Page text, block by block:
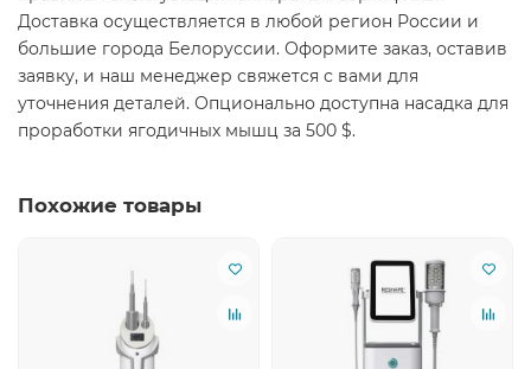
Доставка осуществляется в любой регион России и
большие города Белоруссии. Оформите заказ, оставив
заявку, и наш менеджер свяжется с вами для
уточнения деталей. Опционально доступна насадка для
проработки ягодичных мышц за 500 $.
Похожие товары